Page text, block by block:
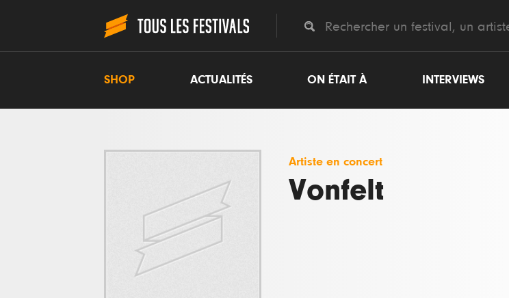
SHOP ACTUALITÉS ON ÉTAIT À INTERVIEWS
Artiste en concert
Vonfelt